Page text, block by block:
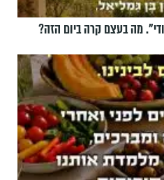
מה בעצם קרה ביום הזה?